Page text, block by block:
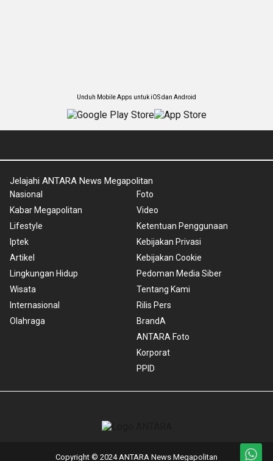
Unduh Mobile Apps untuk iOS dan Android
Jelajahi ANTARA News Megapolitan
Nasional
Kabar Megapolitan
Lifestyle
Iptek
Artikel
Lingkungan Hidup
Wisata
Internasional
Olahraga
Foto
Video
Ketentuan Penggunaan
Kebijakan Privasi
Kebijakan Cookie
Pedoman Media Siber
Tentang Kami
Rilis Pers
BrandA
ANTARA Foto
Korporat
PPID
Copyright © 2024 ANTARA News Megapolitan